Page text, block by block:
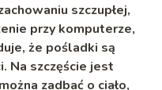
szczupłej,
przy komputerze,
że pośladki są
Na szczęście jest
zadbać o ciało,